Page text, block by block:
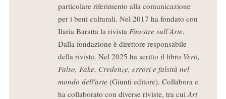
particolare riferimento alla comunicazione
per i beni culturali. Nel 2017 ha fondato con
Ilaria Baratta la rivista Finestre sull’Arte.
Dalla fondazione è direttore responsabile
della rivista. Nel 2025 ha scritto il libro Vero,
Falso, Fake. Credenze, errori e falsità nel
mondo dell'arte (Giunti editore). Collabora e
ha collaborato con diverse riviste, tra cui Art